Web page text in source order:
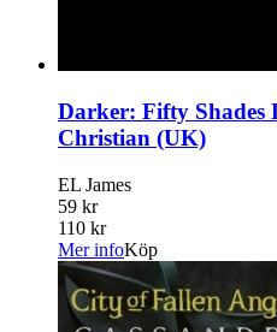
Darker: Fifty Shades
Christian (UK)
EL James
59 kr
110 kr
Mer infoKöp